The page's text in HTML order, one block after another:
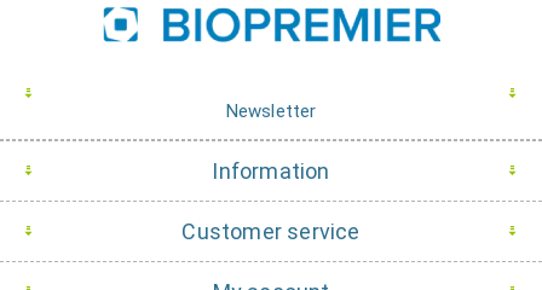
Newsletter
Information
Customer service